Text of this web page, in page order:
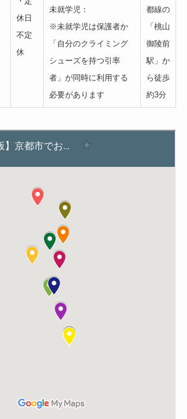
休日
不定
休
未就学児：
※未就学児は保護者か
「自分のクライミング
シューズを持つ引率
者」が同時に利用する
必要があります
都線の
「桃山
御陵前
駅」か
ら徒歩
約3分